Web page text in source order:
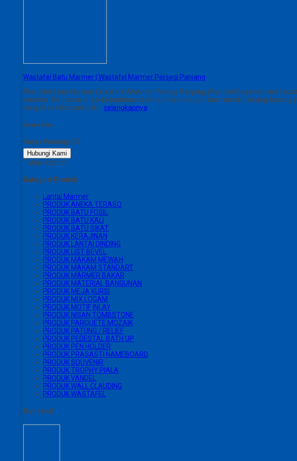
Wastafel Batu Marmer | Wastafel Marmer Persegi Panjang
Wastafel Batu Marmer | Wastafel Marmer Persegi Panjang Wastafel Batu Marmer |
mereka. Terutama untuk kebutuhan dalam rumah maupun luar rumah. Barang-
banyak sekali dicari oleh… selengkapnya
Share This :
Harga Hubungi CS
Hubungi Kami
Tutup Sidebar
Kategori Produk
Lantai Marmer
PRODUK ANEKA TERASO
PRODUK BATU FOSIL
PRODUK BATU KALI
PRODUK BATU SIKAT
PRODUK KERAJINAN
PRODUK LANTAI DINDING
PRODUK LIST BEVEL
PRODUK MAKAM MEWAH
PRODUK MAKAM STANDART
PRODUK MARMER BAKAR
PRODUK MATERIAL BANGUNAN
PRODUK MEJA KURSI
PRODUK MIX LOGAM
PRODUK MOTIF INLAY
PRODUK NISAN TOMBSTONE
PRODUK PARQUETE MOZAIK
PRODUK PATUNG / RELIEF
PRODUK PEDESTAL BATH UP
PRODUK PEN HOLDER
PRODUK PRASASTI NAMEBOARD
PRODUK SOUVENIR
PRODUK TROPHY PIALA
PRODUK VANDEL
PRODUK WALL CLAUDING
PRODUK WASTAFEL
Hot Item!